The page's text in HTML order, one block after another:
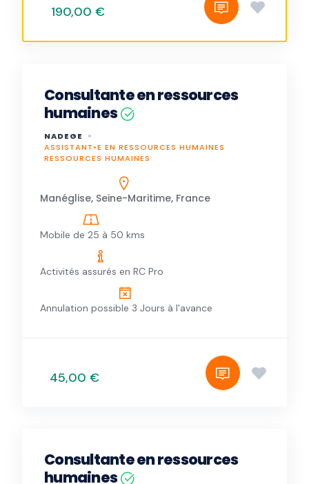
190,00 €
Consultante en ressources
humaines
NADEGE
ASSISTANT•E EN RESSOURCES HUMAINES
RESSOURCES HUMAINES
Manéglise, Seine-Maritime, France
Mobile de 25 à 50 kms
Activités assurés en RC Pro
Annulation possible 3 Jours à l'avance
45,00 €
Consultante en ressources
humaines